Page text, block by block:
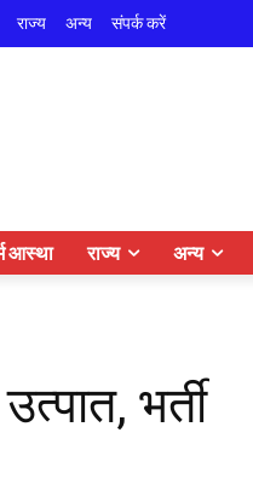
राज्य अन्य संपर्क करें
आस्था राज्य अन्य
भर्ती